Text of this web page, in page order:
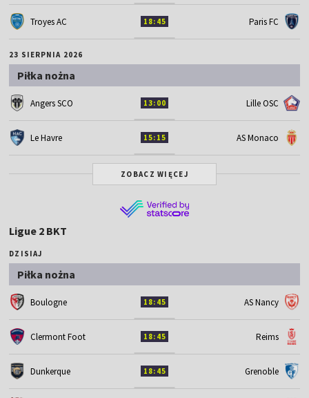
Troyes AC 18:45 Paris FC
23 SIERPNIA 2026
Piłka nożna
Angers SCO 13:00 Lille OSC
Le Havre 15:15 AS Monaco
ZOBACZ WIĘCEJ
Ligue 2 BKT
DZISIAJ
Piłka nożna
Boulogne 18:45 AS Nancy
Clermont Foot 18:45 Reims
Dunkerque 18:45 Grenoble